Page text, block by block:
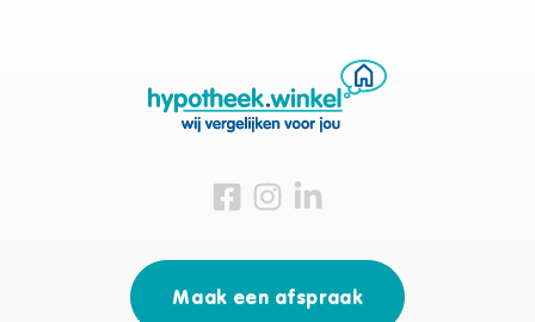
Bezoek ons op Facebook
Bezoek ons op Instagram
Bezoek ons op Linkedin
Maak een afspraak